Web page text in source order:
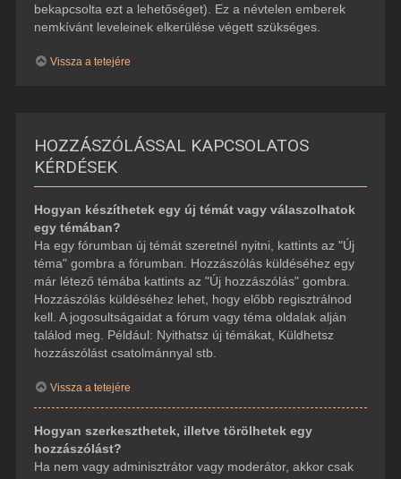
bekapcsolta ezt a lehetőséget). Ez a névtelen emberek
nemkívánt leveleinek elkerülése végett szükséges.
Vissza a tetejére
HOZZÁSZÓLÁSSAL KAPCSOLATOS
KÉRDÉSEK
Hogyan készíthetek egy új témát vagy válaszolhatok
egy témában?
Ha egy fórumban új témát szeretnél nyitni, kattints az "Új
téma" gombra a fórumban. Hozzászólás küldéséhez egy
már létező témába kattints az "Új hozzászólás" gombra.
Hozzászólás küldéséhez lehet, hogy előbb regisztrálnod
kell. A jogosultságaidat a fórum vagy téma oldalak alján
találod meg. Például: Nyithatsz új témákat, Küldhetsz
hozzászólást csatolmánnyal stb.
Vissza a tetejére
Hogyan szerkeszthetek, illetve törölhetek egy
hozzászólást?
Ha nem vagy adminisztrátor vagy moderátor, akkor csak